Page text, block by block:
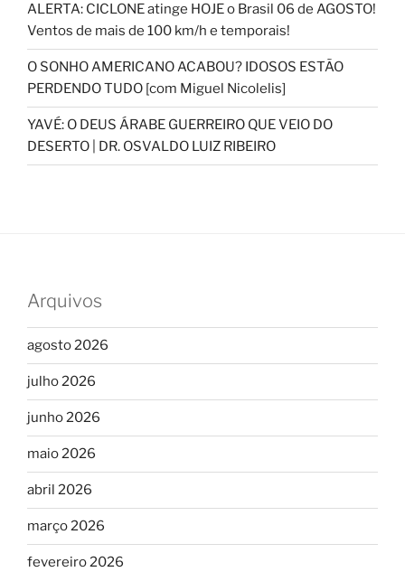
ALERTA: CICLONE atinge HOJE o Brasil 06 de AGOSTO!
Ventos de mais de 100 km/h e temporais!
O SONHO AMERICANO ACABOU? IDOSOS ESTÃO
PERDENDO TUDO [com Miguel Nicolelis]
YAVÉ: O DEUS ÁRABE GUERREIRO QUE VEIO DO
DESERTO | DR. OSVALDO LUIZ RIBEIRO
Arquivos
agosto 2026
julho 2026
junho 2026
maio 2026
abril 2026
março 2026
fevereiro 2026